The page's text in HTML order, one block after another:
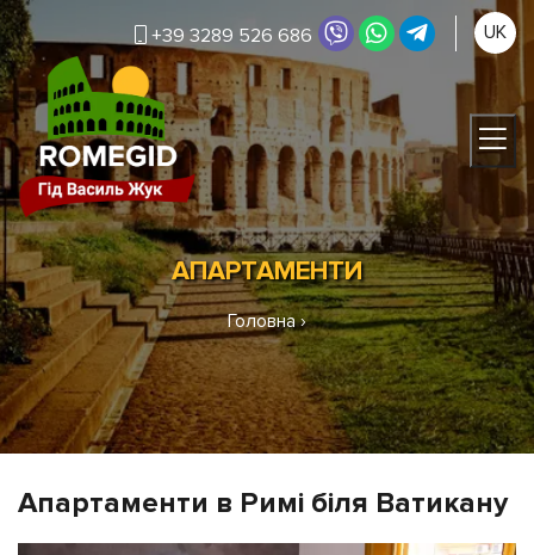
+39 3289 526 686 UK
АПАРТАМЕНТИ
Головна›
Апартаменти в Римі біля Ватикану